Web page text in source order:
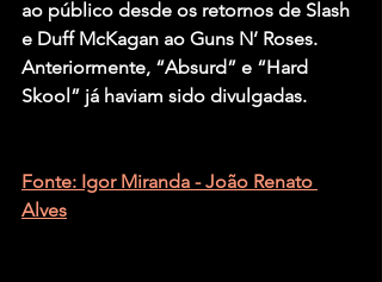
ao público desde os retornos de Slash
e Duff McKagan ao Guns N’ Roses.
Anteriormente, “Absurd” e “Hard
Skool” já haviam sido divulgadas.
Fonte: Igor Miranda - João Renato
Alves